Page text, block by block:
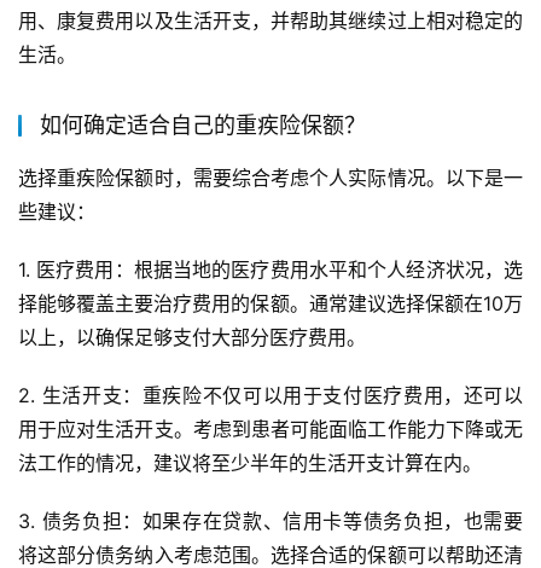
用、康复费用以及生活开支，并帮助其继续过上相对稳定的
生活。
如何确定适合自己的重疾险保额？
选择重疾险保额时，需要综合考虑个人实际情况。以下是一
些建议：
1. 医疗费用：根据当地的医疗费用水平和个人经济状况，选
择能够覆盖主要治疗费用的保额。通常建议选择保额在10万
以上，以确保足够支付大部分医疗费用。
2. 生活开支：重疾险不仅可以用于支付医疗费用，还可以
用于应对生活开支。考虑到患者可能面临工作能力下降或无
法工作的情况，建议将至少半年的生活开支计算在内。
3. 债务负担：如果存在贷款、信用卡等债务负担，也需要
将这部分债务纳入考虑范围。选择合适的保额可以帮助还清